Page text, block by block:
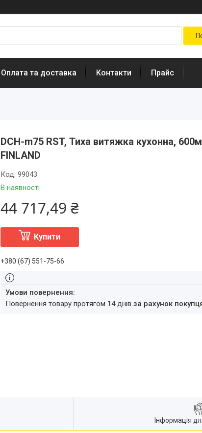
Оплата та доставка Контакти Прайс
DCH-m75 RST, Тиха витяжка кухонна,
FINLAND
В наявності
Код: 99043
44 717,49 ₴
Купити
+380 (67) 551-75-66
повернення товару протягом 14 днів за рахунок
Інформація